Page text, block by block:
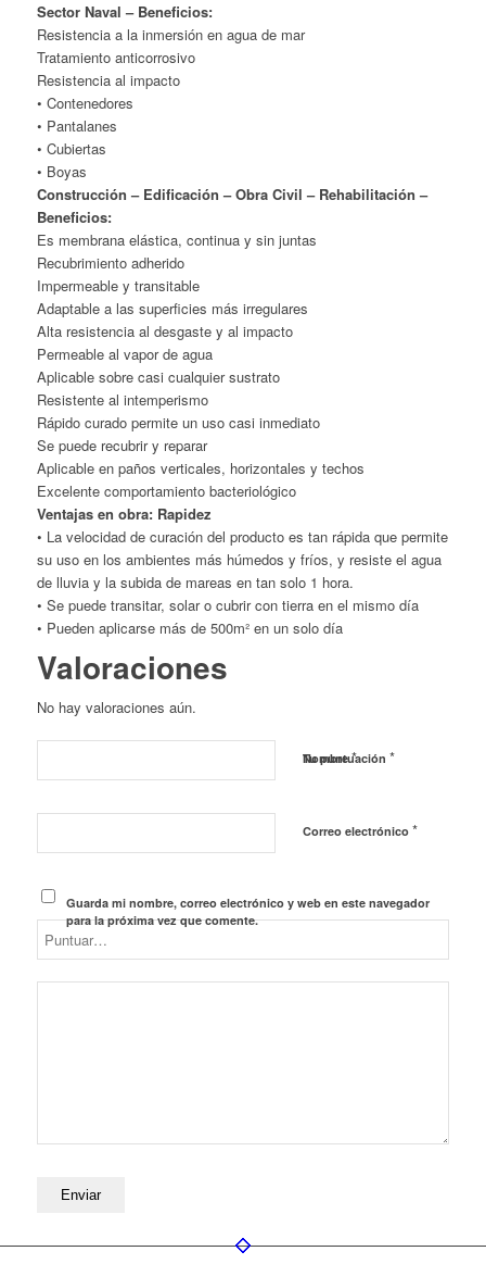
Sector Naval – Beneficios:
Resistencia a la inmersión en agua de mar
Tratamiento anticorrosivo
Resistencia al impacto
• Contenedores
• Pantalanes
• Cubiertas
• Boyas
Construcción – Edificación – Obra Civil – Rehabilitación –
Beneficios:
Es membrana elástica, continua y sin juntas
Recubrimiento adherido
Impermeable y transitable
Adaptable a las superficies más irregulares
Alta resistencia al desgaste y al impacto
Permeable al vapor de agua
Aplicable sobre casi cualquier sustrato
Resistente al intemperismo
Rápido curado permite un uso casi inmediato
Se puede recubrir y reparar
Aplicable en paños verticales, horizontales y techos
Excelente comportamiento bacteriológico
Ventajas en obra: Rapidez
• La velocidad de curación del producto es tan rápida que permite
su uso en los ambientes más húmedos y fríos, y resiste el agua
de lluvia y la subida de mareas en tan solo 1 hora.
• Se puede transitar, solar o cubrir con tierra en el mismo día
• Pueden aplicarse más de 500m² en un solo día
Valoraciones
No hay valoraciones aún.
Nombre*
Correo electrónico *
Guarda mi nombre, correo electrónico y web en este navegador
para la próxima vez que comente.
Tu puntuación *